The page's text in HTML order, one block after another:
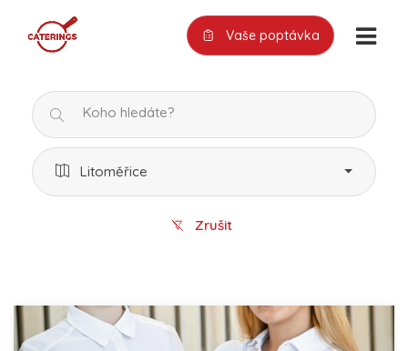
Vaše poptávka
Litoměřice
Zrušit